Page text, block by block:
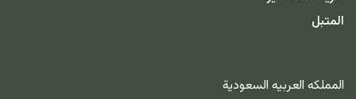
المتبل
المملكه العربيه السعودية